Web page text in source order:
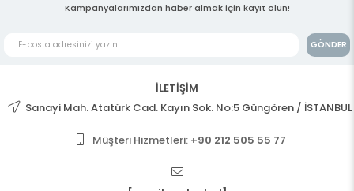
Kampanyalarımızdan haber almak için kayıt olun!
GÖNDER
İLETİŞİM
Sanayi Mah. Atatürk Cad. Kayın Sok. No:5 Güngören / İSTANBUL
Müşteri Hizmetleri: +90 212 505 55 77